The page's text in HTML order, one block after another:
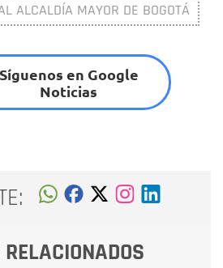
ALCALDÍA MAYOR DE BOGOTÁ
Síguenos en Google
Noticias